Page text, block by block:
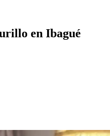
en Ibagué